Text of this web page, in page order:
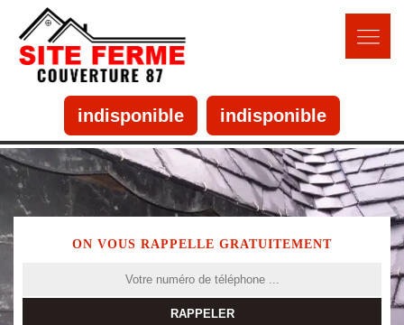
indisponible indisponible
ON VOUS RAPPELLE GRATUITEMENT